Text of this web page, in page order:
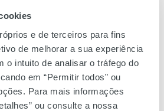
e de terceiros para fins
de melhorar a sua experiência
o intuito de analisar o tráfego do
em “Permitir todos” ou
Para mais informações
ou consulte a nossa
o espírito "cool" da Cantê